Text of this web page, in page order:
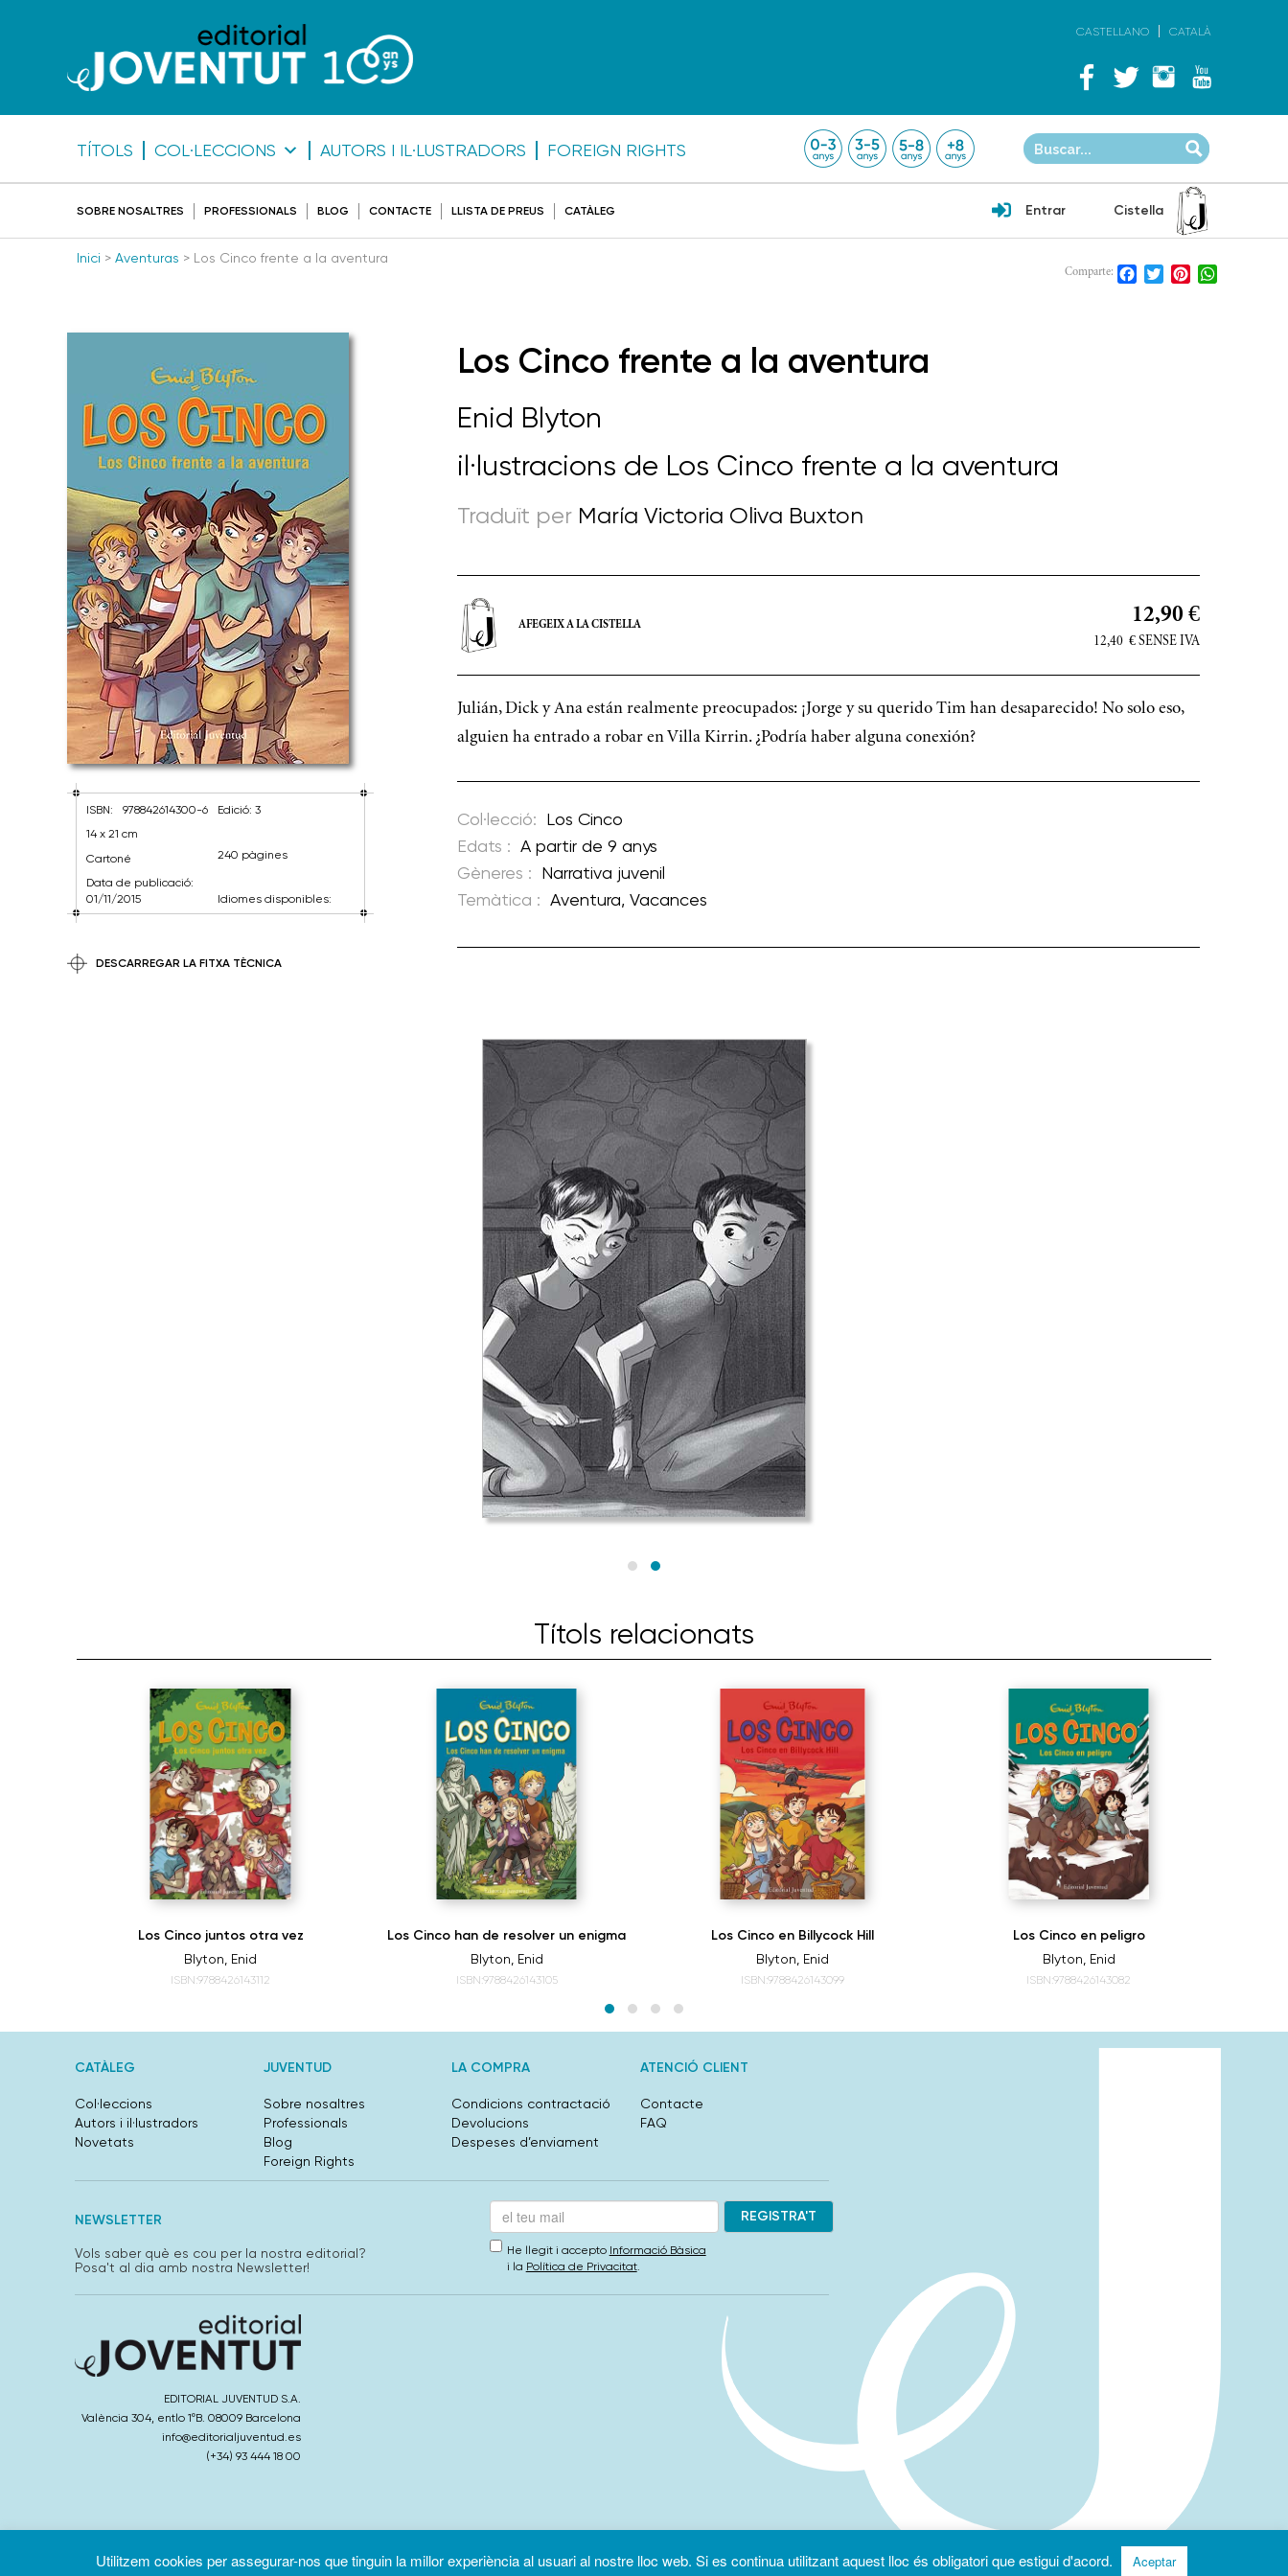
CASTELLANO CATALÀ
TÍTOLS COL·LECCIONS AUTORS I IL·LUSTRADORS FOREIGN RIGHTS
SOBRE NOSALTRES PROFESSIONALS BLOG CONTACTE LLISTA DE PREUS CATÀLEG Entrar Cistella
Inici > Aventuras > Los Cinco frente a la aventura
Comparte: Facebook
TwitterPinterest
ISBN:
978842614300-6
14 x 21 cm
Cartoné
Data de publicació:
01/11/2015
Edició: 3
240 pàgines
Idiomes disponibles:
DESCARREGAR LA FITXA TÈCNICA
Los Cinco frente a la aventura
Enid Blyton
il·lustracions de Los Cinco frente a la aventura
Traduït per María Victoria Oliva Buxton
12,90 €
12,40 €SENSE IVA
AFEGEIX A LA CISTELLA
Julián, Dick y Ana están realmente preocupados: ¡Jorge y su querido Tim han desaparecido! No solo eso,
alguien ha entrado a robar en Villa Kirrin. ¿Podría haber alguna conexión?
Col·lecció: Los Cinco
Edats : A partir de 9 anys
Gèneres : Narrativa juvenil
Temàtica : Aventura,Vacances
Títols relacionats
Los Cinco juntos otra vez
Blyton, Enid
ISBN:9788426143112
Los Cinco han de resolver un enigma
Blyton, Enid
ISBN:9788426143105
Los Cinco en Billycock Hill
Blyton, Enid
ISBN:9788426143099
Los Cinco en peligro
Blyton, Enid
ISBN:9788426143082
CATÀLEG
Col·leccions
Autors i il·lustradors
Novetats
JUVENTUD
Sobre nosaltres
Professionals
Blog
Foreign Rights
LA COMPRA
Condicions contractació
Devolucions
Despeses d’enviament
ATENCIÓ CLIENT
Contacte
FAQ
NEWSLETTER
Vols saber què es cou per la nostra editorial?
Posa't al dia amb nostra Newsletter!
He llegit i accepto Informació Bàsica
i la Política de Privacitat.
EDITORIAL JUVENTUD S.A.
València 304, entlo 1ºB. 08009 Barcelona
info@editorialjuventud.es
(+34) 93 444 18 00
Condicions d’ús Política de Privacitat Política de cookies
Utilitzem cookies per assegurar-nos que tinguin la millor experiència al usuari al nostre lloc web. Si es continua utilitzant aquest lloc és obligatori que estigui d'acord. Aceptar